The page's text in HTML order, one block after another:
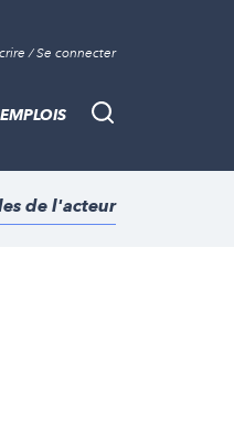
/ Se connecter
Recherche
EMPLOIS
de l'acteur